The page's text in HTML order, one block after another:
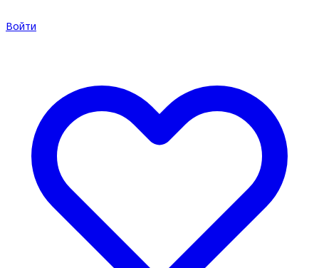
Войти